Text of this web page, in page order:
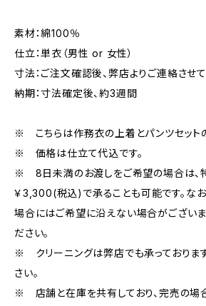
素材：綿100％
仕立：単衣（男性 or 女性）
寸法：ご注文確認後、弊店よりご連絡させて
納期：寸法確定後、約3週間
※ こちらは作務衣の上着とパンツセット
※ 価格は仕立て代込です。
※ 8日未満のお渡しをご希望の場合は、
￥3,300(税込)で承ることも可能です。な
場合にはご希望に沿えない場合がございま
ださい。
※ クリーニングは弊店でも承っておりま
さい。
※ 店舗と在庫を共有しており、完売の場合